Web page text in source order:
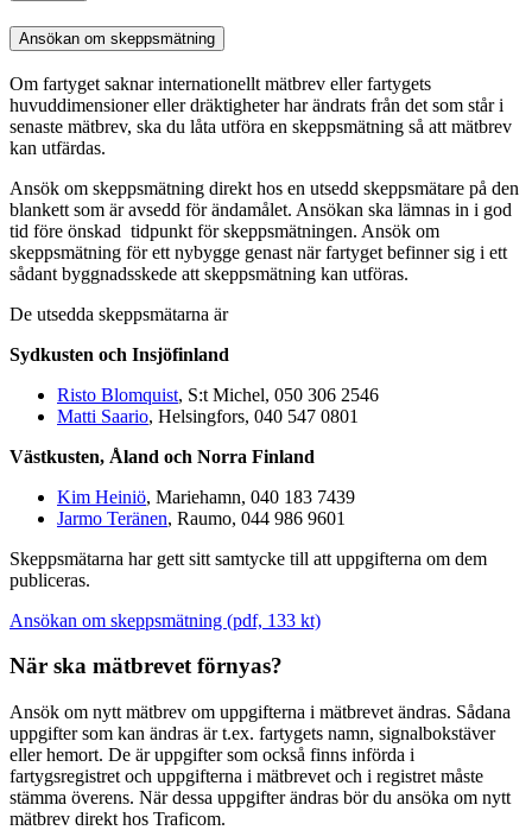
Ansökan om skeppsmätning
Om fartyget saknar internationellt mätbrev eller fartygets
huvuddimensioner eller dräktigheter har ändrats från det som står i
senaste mätbrev, ska du låta utföra en skeppsmätning så att mätbrev
kan utfärdas.
Ansök om skeppsmätning direkt hos en utsedd skeppsmätare på den
blankett som är avsedd för ändamålet. Ansökan ska lämnas in i god
tid före önskad tidpunkt för skeppsmätningen. Ansök om
skeppsmätning för ett nybygge genast när fartyget befinner sig i ett
sådant byggnadsskede att skeppsmätning kan utföras.
De utsedda skeppsmätarna är
Sydkusten och Insjöfinland
Risto Blomquist, S:t Michel, 050 306 2546
Matti Saario, Helsingfors, 040 547 0801
Västkusten, Åland och Norra Finland
Kim Heiniö, Mariehamn, 040 183 7439
Jarmo Teränen, Raumo, 044 986 9601
Skeppsmätarna har gett sitt samtycke till att uppgifterna om dem
publiceras.
Ansökan om skeppsmätning (pdf, 133 kt)
När ska mätbrevet förnyas?
Ansök om nytt mätbrev om uppgifterna i mätbrevet ändras. Sådana
uppgifter som kan ändras är t.ex. fartygets namn, signalbokstäver
eller hemort. De är uppgifter som också finns införda i
fartygsregistret och uppgifterna i mätbrevet och i registret måste
stämma överens. När dessa uppgifter ändras bör du ansöka om nytt
mätbrev direkt hos Traficom.